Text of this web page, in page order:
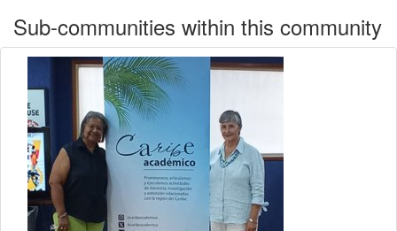
Sub-communities within this community